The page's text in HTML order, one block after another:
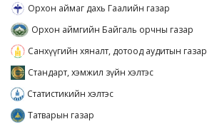
Орхон аймаг дахь Гаалийн газар
Орхон аймгийн Байгаль орчны газар
Санхүүгийн хяналт, дотоод аудитын газар
Стандарт, хэмжил зүйн хэлтэс
Статистикийн хэлтэс
Татварын газар